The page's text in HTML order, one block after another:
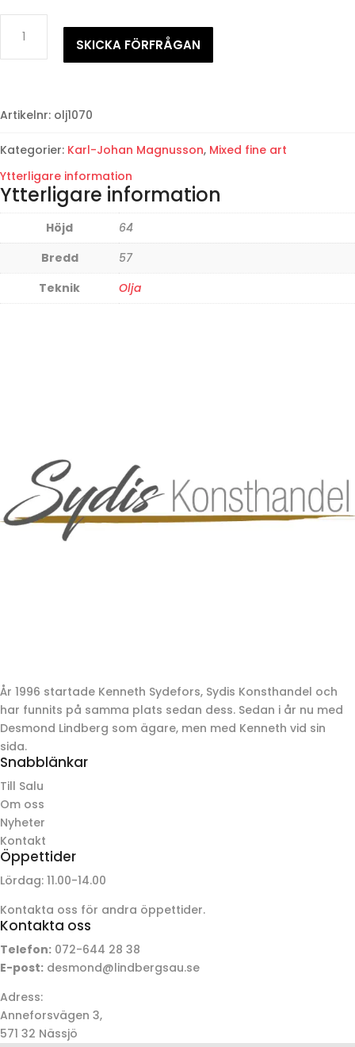
Johan
MagnussonKörsbär
SKICKA FÖRFRÅGAN
Artikelnr: olj1070
Kategorier: Karl-Johan Magnusson, Mixed fine art
Ytterligare information
Ytterligare information
Höjd
64
Bredd
57
Teknik
Olja
År 1996 startade Kenneth Sydefors, Sydis Konsthandel och
har funnits på samma plats sedan dess. Sedan i år nu med
Desmond Lindberg som ägare, men med Kenneth vid sin
sida.
Snabblänkar
Till Salu
Om oss
Nyheter
Kontakt
Öppettider
Lördag: 11.00-14.00
Kontakta oss för andra öppettider.
Kontakta oss
Telefon: 072-644 28 38
E-post: desmond@lindbergsau.se
Adress:
Anneforsvägen 3,
571 32 Nässjö